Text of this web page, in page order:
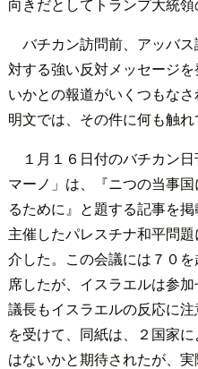
バチカン訪問前、アッバ
対する強い反対メッセージ
いかとの報道がいくつもな
明文では、その件に何も触れ
１月１６日付のバチカン
マーノ」は、『ニつの当事
るために』と題する記事を
主催したパレスチナ和平問
介した。この会議には７０
席したが、イスラエルは参
議長もイスラエルの反応に
を受けて、同紙は、２国家
はないかと期待されたが、